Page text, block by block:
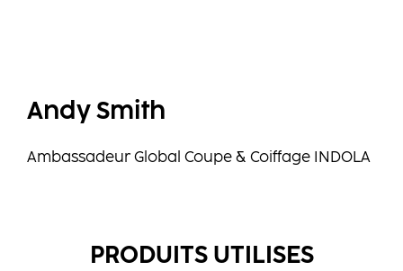
Andy Smith
Ambassadeur Global Coupe & Coiffage INDOLA
PRODUITS UTILISES